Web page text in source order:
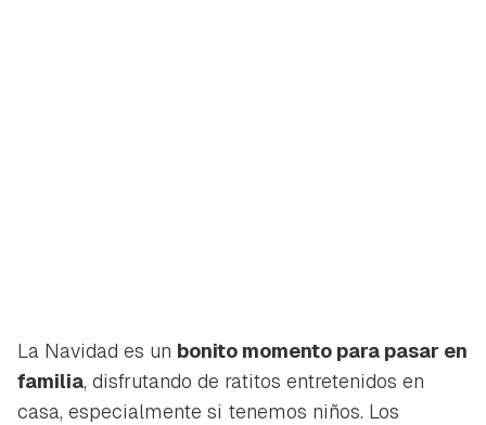
La Navidad es un bonito momento para pasar en
familia, disfrutando de ratitos entretenidos en
casa, especialmente si tenemos niños. Los